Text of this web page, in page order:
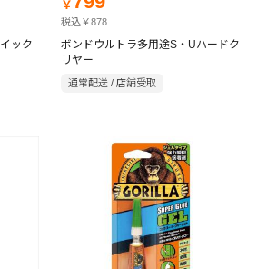
ック
￥
税込￥878
ボンドウルトラ多用途S・Uハードク
リヤー
通常配送 / 店舗受取